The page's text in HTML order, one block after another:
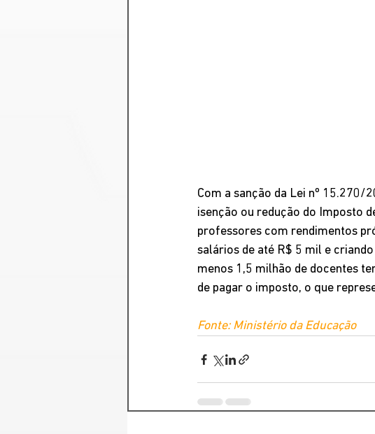
Com a sanção da Lei nº 15.270/
isenção ou redução do Imposto
professores com rendimentos
salários de até R$ 5 mil e
menos 1,5 milhão de docentes
de pagar o imposto, o que
Fonte: Ministério da Educação